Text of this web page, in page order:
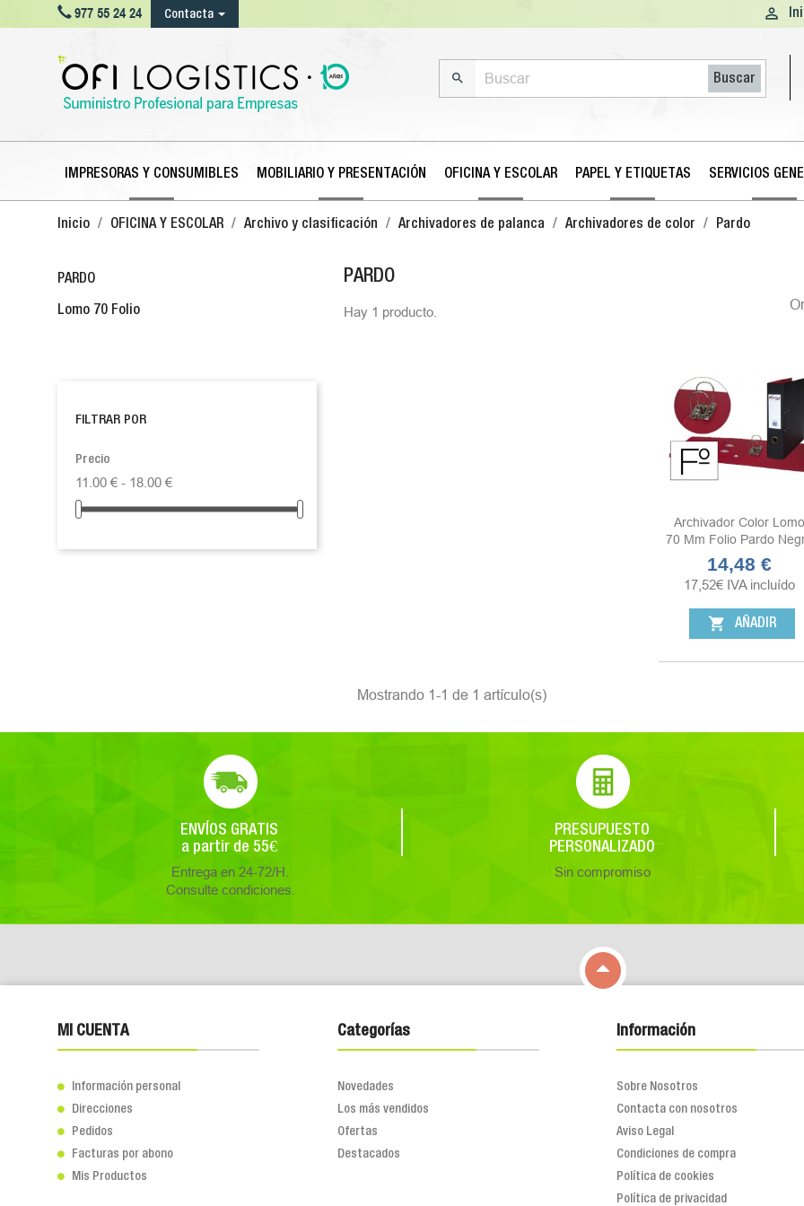
977 55 24 24 Contacta 
 Buscar
IMPRESORAS Y CONSUMIBLES MOBILIARIO Y PRESENTACIÓN OFICINA Y ESCOLAR PAPEL Y ETIQUETAS SERVICIOS
Inicio OFICINA Y ESCOLAR Archivo y clasificación Archivadores de palanca Archivadores de color Pardo
PARDO
Lomo 70 Folio
FILTRAR POR
Precio
11.00 € - 18.00 €
PARDO
Hay 1 producto.
Archivador Color Lomo
70 Mm Folio Pardo
Precio
14,48 €
17,52€ IVA incluído
shopping_cart AÑADIR
Mostrando 1-1 de 1 artículo(s)
ENVÍOS GRATIS
a partir de 55€
Entrega en 24-72/H.
Consulte condiciones.
PRESUPUESTO
PERSONALIZADO
Sin compromiso

MI CUENTA
 Información personal
 Direcciones
 Pedidos
 Facturas por abono
 Mis Productos
Categorías
Novedades
Los más vendidos
Ofertas
Destacados
Información
Sobre Nosotros
Contacta con nosotros
Aviso Legal
Condiciones de compra
Política de cookies
Política de privacidad